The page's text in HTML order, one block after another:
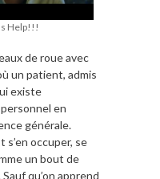
Help!!!
de roue avec
un patient, admis
existe
en
générale.
s’en occuper, se
un bout de
qu’on apprend